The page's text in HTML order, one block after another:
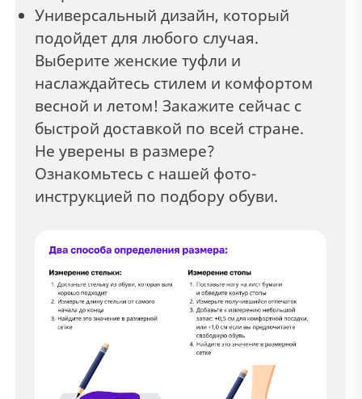
Универсальный дизайн, который
подойдет для любого случая.
Выберите женские туфли и
наслаждайтесь стилем и комфортом
весной и летом! Закажите сейчас с
быстрой доставкой по всей стране.
Не уверены в размере?
Ознакомьтесь с нашей фото-
инструкцией по подбору обуви.